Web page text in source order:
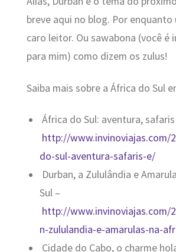
breve aqui no blog. Por enquanto
caro leitor. Ou sawabona (você é
para mim) como dizem os zulus!
Saiba mais sobre a África do Sul
África do Sul: aventura,
http://www.invinoviajas.com/
do-sul-aventura-safaris-e/
Durban, a Zululândia e
Sul –
http://www.invinoviajas.com/
n-zululandia-e-amarulas-na-
Cidade do Cabo, o charme